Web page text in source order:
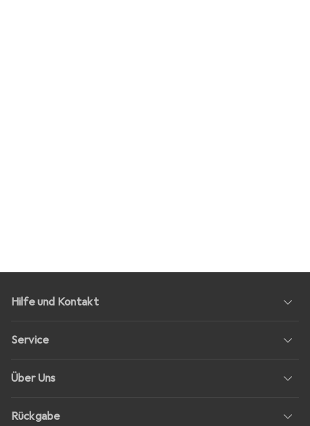
Hilfe und Kontakt
Service
Über Uns
Rückgabe